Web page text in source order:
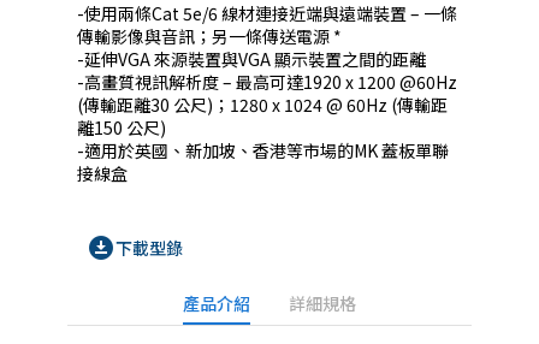
-使用兩條Cat 5e/6 線材連接近端與遠端裝置 – 一條
傳輸影像與音訊；另一條傳送電源 *
-延伸VGA 來源裝置與VGA 顯示裝置之間的距離
-高畫質視訊解析度 – 最高可達1920 x 1200 @60Hz
(傳輸距離30 公尺)；1280 x 1024 @ 60Hz (傳輸距
離150 公尺)
-適用於英國、新加坡、香港等市場的MK 蓋板單聯
接線盒
download_for_offline下載型錄
產品介紹 詳細規格